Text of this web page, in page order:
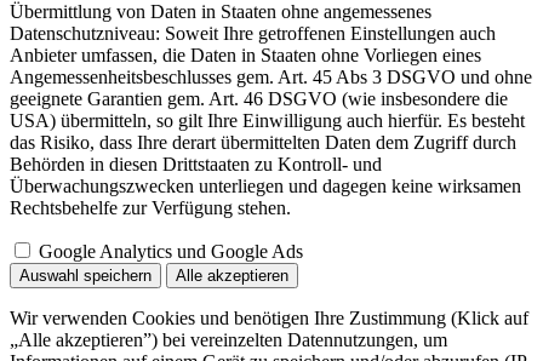
Übermittlung von Daten in Staaten ohne angemessenes
Datenschutzniveau: Soweit Ihre getroffenen Einstellungen auch
Anbieter umfassen, die Daten in Staaten ohne Vorliegen eines
Angemessenheitsbeschlusses gem. Art. 45 Abs 3 DSGVO und ohne
geeignete Garantien gem. Art. 46 DSGVO (wie insbesondere die
USA) übermitteln, so gilt Ihre Einwilligung auch hierfür. Es besteht
das Risiko, dass Ihre derart übermittelten Daten dem Zugriff durch
Behörden in diesen Drittstaaten zu Kontroll- und
Überwachungszwecken unterliegen und dagegen keine wirksamen
Rechtsbehelfe zur Verfügung stehen.
Google Analytics und Google Ads
Auswahl speichern Alle akzeptieren
Wir verwenden Cookies und benötigen Ihre Zustimmung (Klick auf
„Alle akzeptieren”) bei vereinzelten Datennutzungen, um